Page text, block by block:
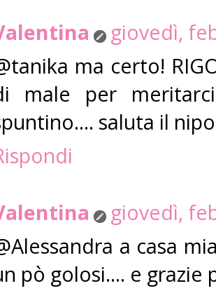
giovedì,
ma certo!
male per
saluta il
giovedì,
a casa
pò golosi.... e grazie